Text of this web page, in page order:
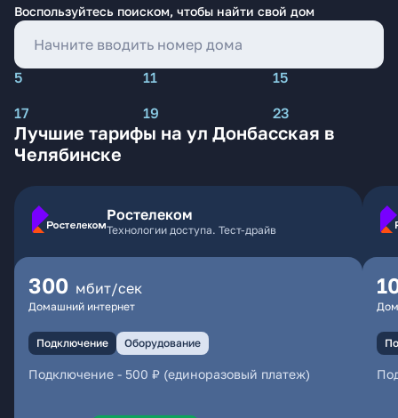
Воспользуйтесь поиском, чтобы найти свой дом
5 11
15
17
19 23
Лучшие тарифы на ул Донбасская в
Челябинске
Ростелеком
Технологии доступа. Тест-драйв
300 мбит/сек
Домашний интернет
Подключение Оборудование
Подключение - 500 ₽ (единоразовый платеж)